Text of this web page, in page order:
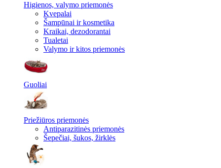
Higienos, valymo priemonės
Kvepalai
Šampūnai ir kosmetika
Kraikai, dezodorantai
Tualetai
Valymo ir kitos priemonės
Guoliai
Priežiūros priemonės
Antiparazitinės priemonės
Šepečiai, šukos, žirklės